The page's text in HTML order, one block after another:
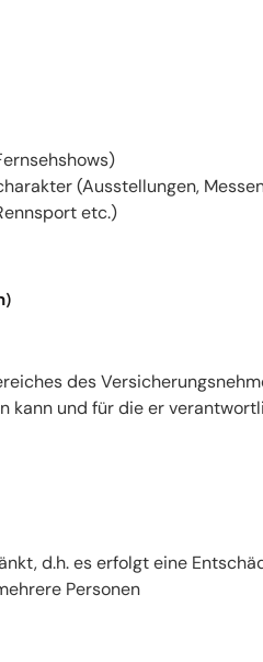
(Ausstellungen,
etc.)
des
kann und für die er
d.h. es erfolgt eine
Personen